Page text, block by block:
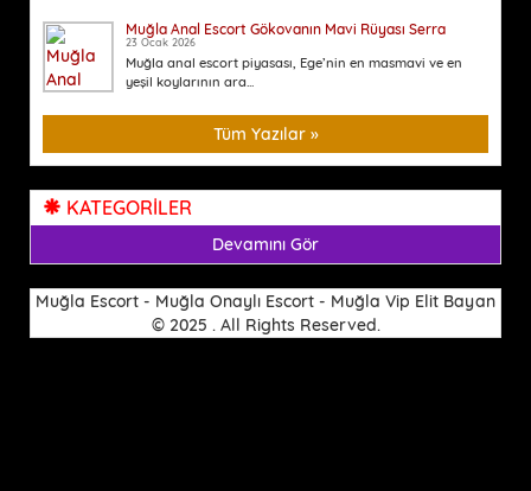
Muğla Anal Escort Gökovanın Mavi Rüyası Serra
23 Ocak 2026
Muğla anal escort piyasası, Ege’nin en masmavi ve en
yeşil koylarının ara...
Tüm Yazılar »
KATEGORİLER
Devamını Gör
Muğla Escort - Muğla Onaylı Escort - Muğla Vip Elit Bayan
© 2025 . All Rights Reserved.